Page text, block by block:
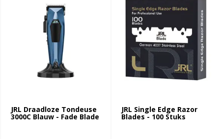
JRL Draadloze Tondeuse
3000C Blauw - Fade Blade
JRL Single Edge Razor
Blades - 100 Stuks